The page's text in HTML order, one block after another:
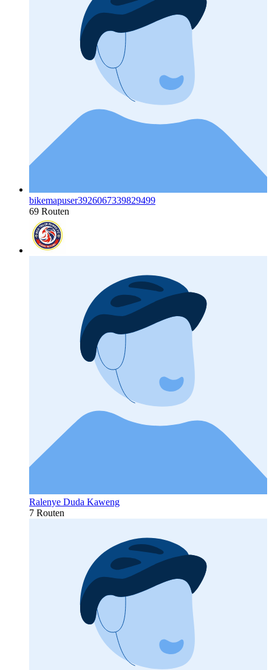
bikemapuser3926067339829499
69 Routen
Ralenye Duda Kaweng
7 Routen